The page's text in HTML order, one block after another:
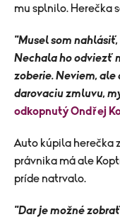
mu splnilo. Herečka
"Musel som
Nechala ho odviezť
zoberie. Neviem, ale
darovaciu zmluvu,
odkopnutý Ondřej
Auto kúpila herečka
právnika má ale
príde natrvalo.
"Dar je možné